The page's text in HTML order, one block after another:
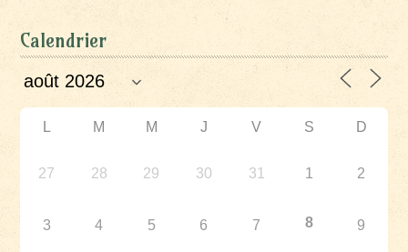
Calendrier
L M M J V S D
27 28 29 30 31 1 2
3 4 5 6 7 8 9